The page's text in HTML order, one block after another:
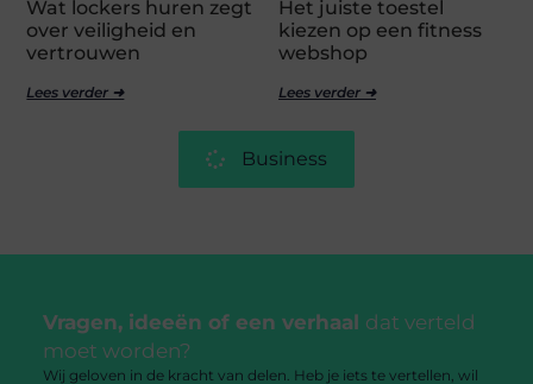
Wat lockers huren zegt
over veiligheid en
vertrouwen
Lees verder ➜
Het juiste toestel
kiezen op een fitness
webshop
Lees verder ➜
Business
Vragen, ideeën of een verhaal dat verteld
moet worden?
Wij geloven in de kracht van delen. Heb je iets te vertellen, wil